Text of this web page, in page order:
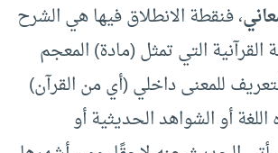
، فنقطة الانطلاق فيها هي الشرح
القرآنية التي تمثل (مادة) المعجم
للمعنى داخلي (أي من القرآن)
أو الشواهد الحديثية أو